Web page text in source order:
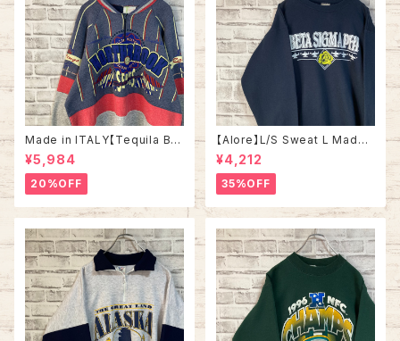
Made in ITALY【Tequila Bo
om】L/S Sweat/Trainer XL 9
0s ハーフジップスウェット トレ
ーナー マルチカラー レーシング
イタリア製 Euro ユーロ 古着
¥5,984
20%OFF
【Alore】L/S Sweat L Made i
n USA 90s 社交クラブ プロモ
ーション スウェット トレーナー
USA製 vintage ヴィンテージ
アメリカ USA 古着
¥4,212
35%OFF